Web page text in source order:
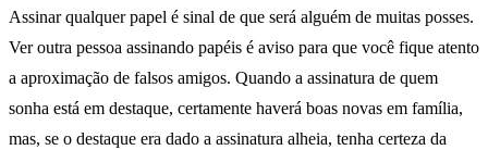
Assinar qualquer papel é sinal de que será alguém de muitas posses.
Ver outra pessoa assinando papéis é aviso para que você fique atento
a aproximação de falsos amigos. Quando a assinatura de quem
sonha está em destaque, certamente haverá boas novas em família,
mas, se o destaque era dado a assinatura alheia, tenha certeza da